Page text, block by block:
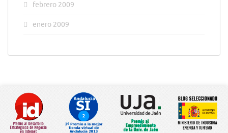
febrero 2009
enero 2009